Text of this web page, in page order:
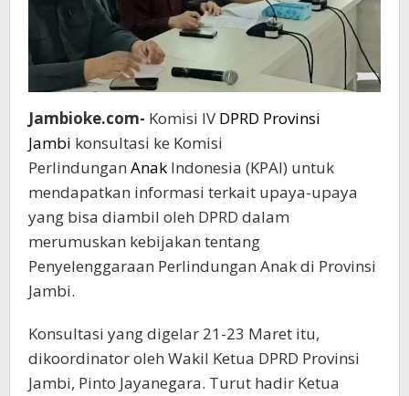
Jambioke.com- Komisi IV DPRD Provinsi
Jambi konsultasi ke Komisi
Perlindungan Anak Indonesia (KPAI) untuk
mendapatkan informasi terkait upaya-upaya
yang bisa diambil oleh DPRD dalam
merumuskan kebijakan tentang
Penyelenggaraan Perlindungan Anak di Provinsi
Jambi.
Konsultasi yang digelar 21-23 Maret itu,
dikoordinator oleh Wakil Ketua DPRD Provinsi
Jambi, Pinto Jayanegara. Turut hadir Ketua